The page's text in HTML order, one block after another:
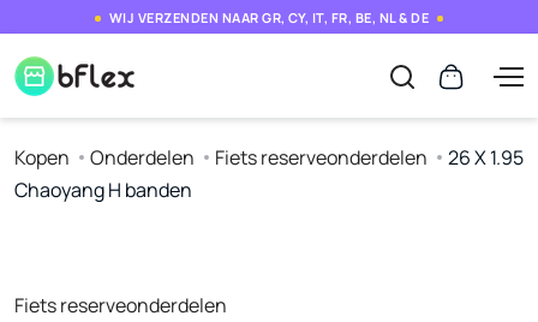
WIJ VERZENDEN NAAR GR, CY, IT, FR, BE, NL & DE
Kopen Onderdelen Fiets reserveonderdelen
26 X 1.95
Chaoyang H banden
Fiets reserveonderdelen